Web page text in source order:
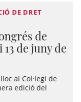
DE DRET
de
de juny de
al Col·legi de
edició del